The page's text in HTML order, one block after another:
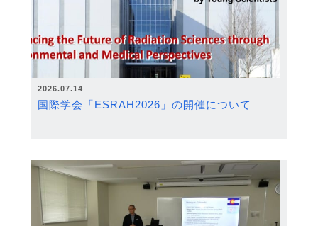
2026.07.14
国際学会「ESRAH2026」の開催について